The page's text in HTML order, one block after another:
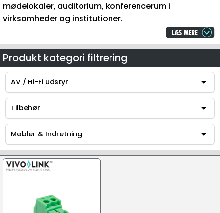
mødelokaler, auditorium, konferencerum i
virksomheder og institutioner.
Produkt kategori filtrering
AV / Hi-Fi udstyr
AV / Hi-Fi udstyr
Tilbehør
Tilbehør
Møbler & Indretning
Møbler & Indretning